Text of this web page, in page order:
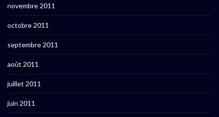
novembre 2011
octobre 2011
septembre 2011
août 2011
juillet 2011
juin 2011